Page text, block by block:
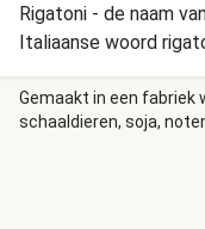
Rigatoni - de naam
Italiaanse woord
Gemaakt in een fabriek
schaaldieren, soja,